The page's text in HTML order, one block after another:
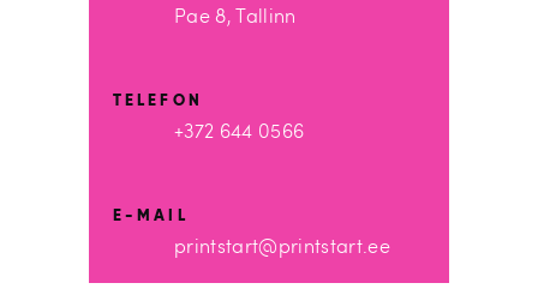
Pae 8, Tallinn
TELEFON
+372 644 0566
E-MAIL
printstart@printstart.ee